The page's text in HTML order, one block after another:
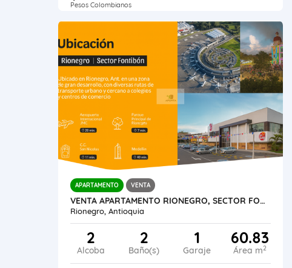
Pesos Colombianos
APARTAMENTO VENTA
VENTA APARTAMENTO RIONEGRO, SECTOR FONTIBÓN, CESIÓN DE DERECHO
Rionegro, Antioquia
2
Alcoba
2
Baño(s)
1
Garaje
60.83
Área m2